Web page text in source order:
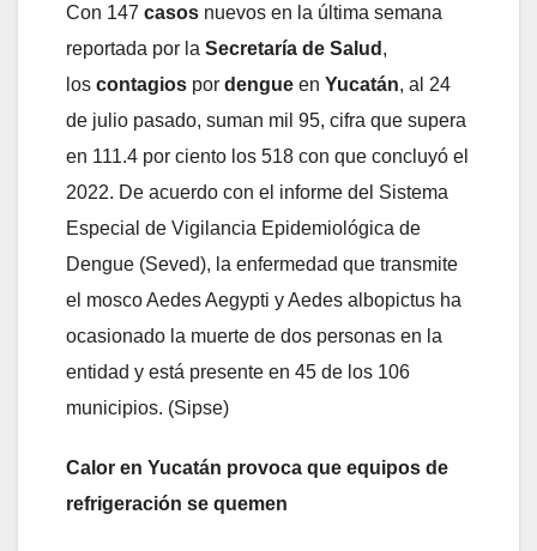
Con 147 casos nuevos en la última semana
reportada por la Secretaría de Salud ,
los contagios por dengue en Yucatán, al 24
de julio pasado, suman mil 95, cifra que supera
en 111.4 por ciento los 518 con que concluyó el
2022. De acuerdo con el informe del Sistema
Especial de Vigilancia Epidemiológica de
Dengue (Seved), la enfermedad que transmite
el mosco Aedes Aegypti y Aedes albopictus ha
ocasionado la muerte de dos personas en la
entidad y está presente en 45 de los 106
municipios. (Sipse)
Calor en Yucatán provoca que equipos de
refrigeración se quemen